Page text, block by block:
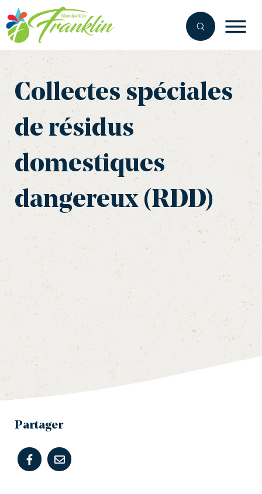
Aller
au
contenu
Collectes spéciales
de résidus
domestiques
dangereux (RDD)
Partager